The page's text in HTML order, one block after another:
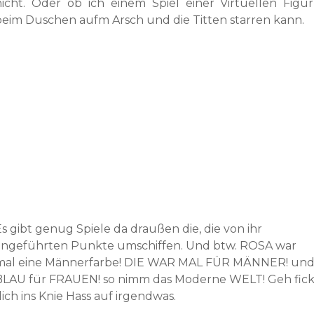
Oder ob ich einem Spiel einer Virtuellen Figur
Duschen aufm Arsch und die Titten starren kann.
gibt genug Spiele da draußen die, die von ihr
Punkte umschiffen. Und btw. ROSA war
eine Männerfarbe! DIE WAR MAL FÜR MÄNNER! und
für FRAUEN! so nimm das Moderne WELT! Geh fick
ins Knie Hass auf irgendwas.